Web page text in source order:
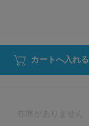
カートへ入れる